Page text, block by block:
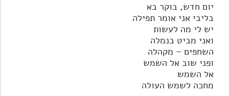
יום חדש, בוקר בא
בליבי אני אומר תפילה
יש לי מה לעשות
ואני מביט בנמלה
השחפים – מקהלה
ופני שוב אל השמש
אל השמש
מחכה לשמש העולה